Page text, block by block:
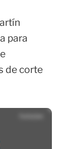
para
de corte